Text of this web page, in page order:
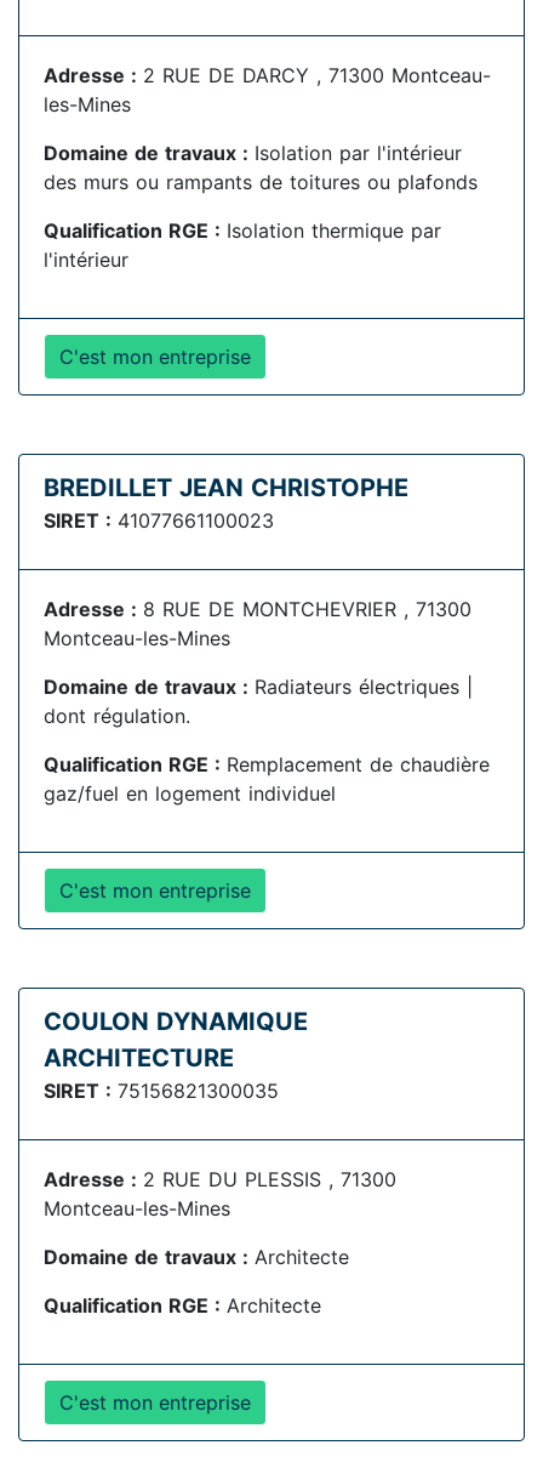
Adresse : 2 RUE DE DARCY , 71300 Montceau-
les-Mines
Domaine de travaux : Isolation par l'intérieur
des murs ou rampants de toitures ou plafonds
Qualification RGE : Isolation thermique par
l'intérieur
C'est mon entreprise
BREDILLET JEAN CHRISTOPHE
SIRET : 41077661100023
Adresse : 8 RUE DE MONTCHEVRIER , 71300
Montceau-les-Mines
Domaine de travaux : Radiateurs électriques |
dont régulation.
Qualification RGE : Remplacement de chaudière
gaz/fuel en logement individuel
C'est mon entreprise
COULON DYNAMIQUE
ARCHITECTURE
SIRET : 75156821300035
Adresse : 2 RUE DU PLESSIS , 71300
Montceau-les-Mines
Domaine de travaux : Architecte
Qualification RGE : Architecte
C'est mon entreprise